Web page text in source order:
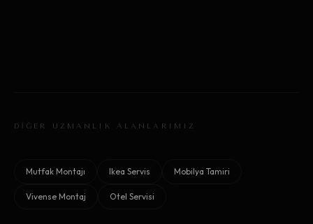
DİĞER UZMANLIK ALANLARIMIZ
Mutfak Montajı Ikea Servis Mobilya Tamiri
Vivense Montaj Otel Servisi